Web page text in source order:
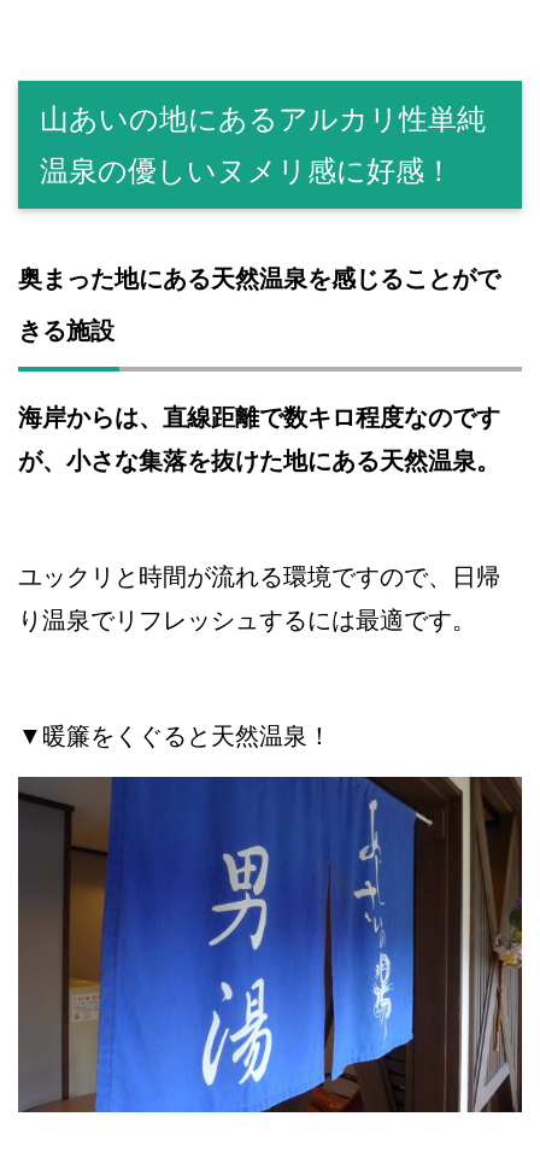
山あいの地にあるアルカリ性単純
温泉の優しいヌメリ感に好感！
奥まった地にある天然温泉を感じることがで
きる施設
海岸からは、直線距離で数キロ程度なのです
が、小さな集落を抜けた地にある天然温泉。
ユックリと時間が流れる環境ですので、日帰
り温泉でリフレッシュするには最適です。
▼暖簾をくぐると天然温泉！